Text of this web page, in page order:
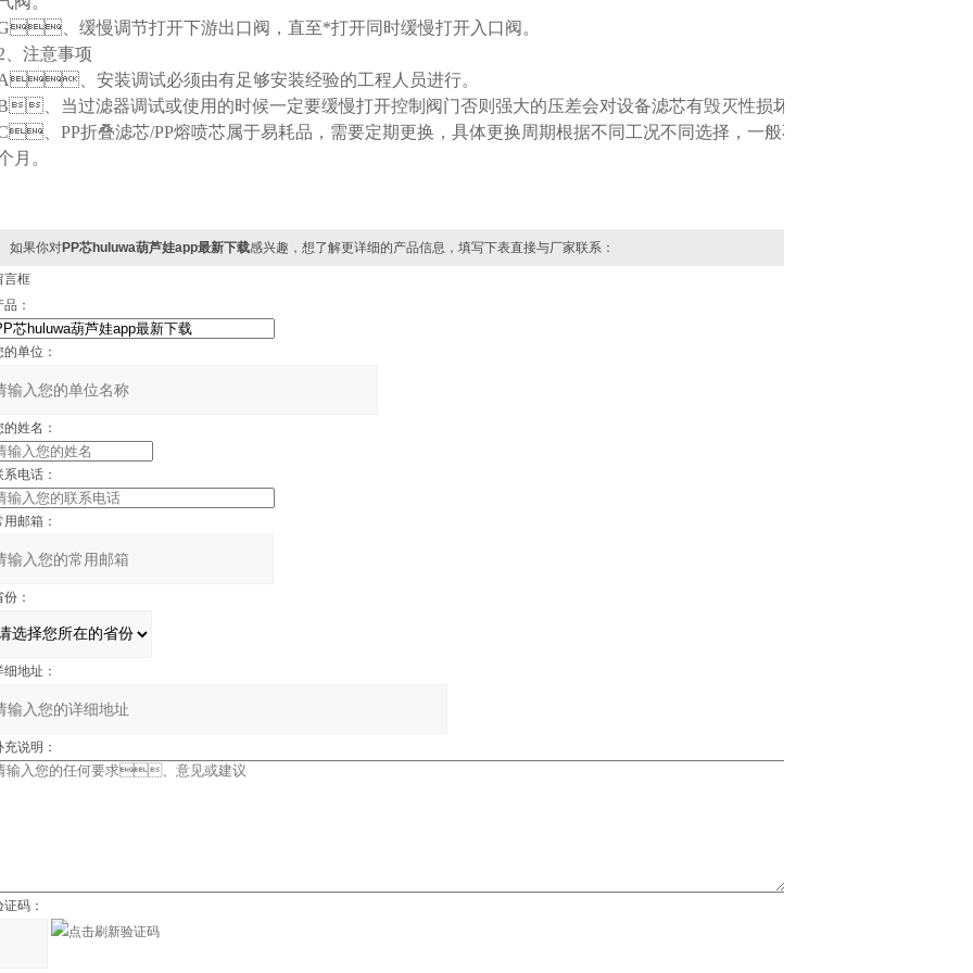
、缓慢调节打开下游出口阀，直至*打开同时缓慢打开入口阀。
、注意事项
、安装调试必须由有足够安装经验的工程人员进行。
、当过滤器调试或使用的时候一定要缓慢打开控制阀门否则强大的压差会对设备滤芯有毁灭性损坏。
、PP折叠滤芯/PP熔喷芯属于易耗品，需要定期更换，具体更换周期根据不同工况不同选择，一般不超过6
月。
如果你对PP芯huluwa葫芦娃app最新下载感兴趣，想了解更详细的产品信息，填写下表直接与厂家联系：
言框
：
单位：
姓名：
电话：
邮箱：
：
地址：
说明：
码：